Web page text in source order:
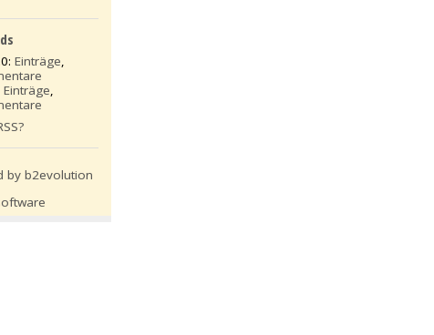
Einträge,
Einträge,